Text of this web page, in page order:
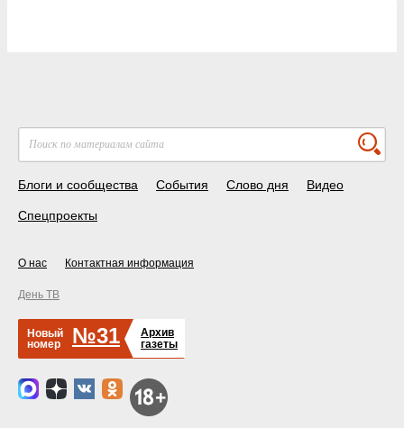
Блоги и сообщества События Слово дня Видео
Спецпроекты
О нас Контактная информация
День ТВ
Новый
номер
№31
Архив
газеты